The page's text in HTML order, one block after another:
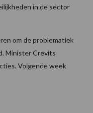
in de sector
om de problematiek
Minister Crevits
Volgende week